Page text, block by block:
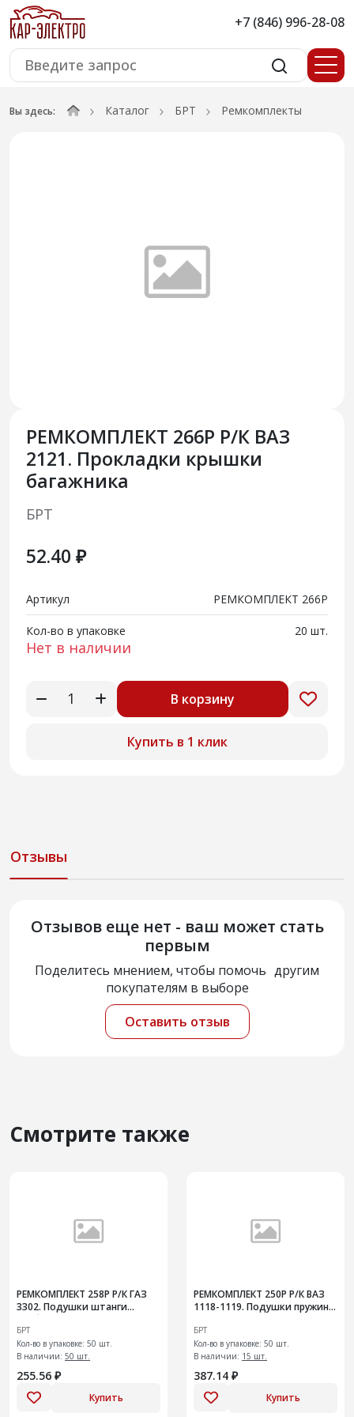
+7 (846) 996-28-08
Вы здесь: Каталог БРТ Ремкомплекты
РЕМКОМПЛЕКТ 266Р Р/К ВАЗ
2121. Прокладки крышки
багажника
БРТ
52.40 ₽
Артикул РЕМКОМПЛЕКТ 266Р
Кол-во в упаковке 20 шт.
Нет в наличии
В корзину
Купить в 1 клик
Отзывы
Отзывов еще нет - ваш может стать
первым
Поделитесь мнением, чтобы помочь другим
покупателям в выборе
Оставить отзыв
Смотрите также
РЕМКОМПЛЕКТ 258Р Р/К ГАЗ
3302. Подушки штанги
стабилизатора поперечной
устойчивости
БРТ
Кол-во в упаковке: 50 шт.
В наличии: 50 шт.
255.56 ₽
Купить
РЕМКОМПЛЕКТ 250Р Р/К ВАЗ
1118-1119. Подушки пружин
БРТ
Кол-во в упаковке: 50 шт.
В наличии: 15 шт.
387.14 ₽
Купить